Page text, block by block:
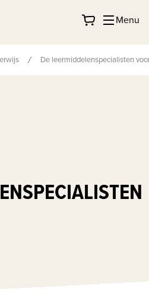
Menu
De leermiddelenspecialisten